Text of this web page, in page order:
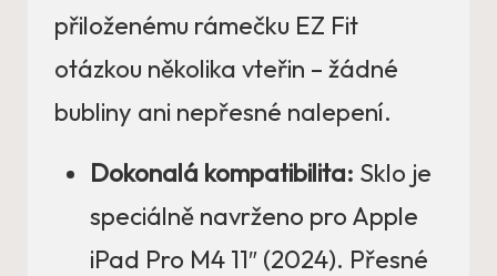
přiloženému rámečku EZ Fit
otázkou několika vteřin – žádné
bubliny ani nepřesné nalepení.
Dokonalá kompatibilita: Sklo je
speciálně navrženo pro Apple
iPad Pro M4 11″ (2024). Přesné